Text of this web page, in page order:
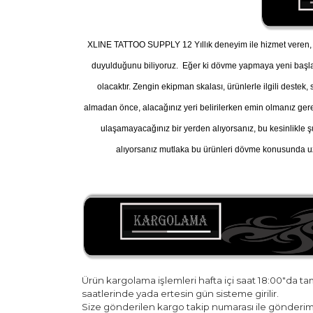
XLINE TATTOO SUPPLY 12 Yıllık deneyim ile hizmet
duyulduğunu biliyoruz. Eğer ki dövme yapmaya yeni
olacaktır. Zengin ekipman skalası, ürünlerle ilgili
almadan önce, alacağınız yeri belirilerken emin olmanız
ulaşamayacağınız bir yerden alıyorsanız, bu kesinlikle
alıyorsanız mutlaka bu ürünleri dövme
Ürün kargolama işlemleri hafta içi saat 18:00"da
saatlerinde yada ertesin gün sisteme girilir.
Size gönderilen kargo takip numarası ile